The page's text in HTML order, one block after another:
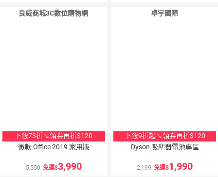
良威商城3C數位購物網
下殺73折↘領券再折$120
微軟 Office 2019 家用版
5,550 免運 3,990
卓宇國際
下殺9折起↘領券再折$120
Dyson 吸塵器電池專區
2,199 免運 1,990